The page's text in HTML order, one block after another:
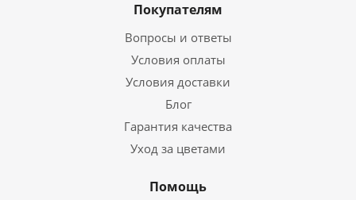
Покупателям
Вопросы и ответы
Условия оплаты
Условия доставки
Блог
Гарантия качества
Уход за цветами
Помощь